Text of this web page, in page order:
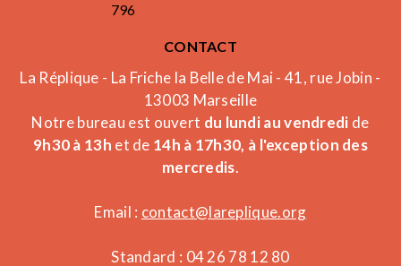
796
CONTACT
La Réplique - La Friche la Belle de Mai - 41, rue Jobin -
13003 Marseille
Notre bureau est ouvert du lundi au vendredi de
9h30 à 13h et de 14h à 17h30, à l'exception des
mercredis.
Email : contact@lareplique.org
Standard : 04 26 78 12 80